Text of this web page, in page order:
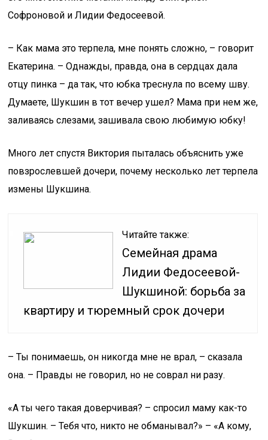
Софроновой и Лидии Федосеевой.
– Как мама это терпела, мне понять сложно, – говорит
Екатерина. – Однажды, правда, она в сердцах дала
отцу пинка – да так, что юбка треснула по всему шву.
Думаете, Шукшин в тот вечер ушел? Мама при нем же,
заливаясь слезами, зашивала свою любимую юбку!
Много лет спустя Виктория пыталась объяснить уже
повзрослевшей дочери, почему несколько лет терпела
измены Шукшина.
Читайте также:
Семейная драма
Лидии Федосеевой-
Шукшиной: борьба за
квартиру и тюремный срок дочери
– Ты понимаешь, он никогда мне не врал, – сказала
она. – Правды не говорил, но не соврал ни разу.
«А ты чего такая доверчивая? – спросил маму как-то
Шукшин. – Тебя что, никто не обманывал?» – «А кому,